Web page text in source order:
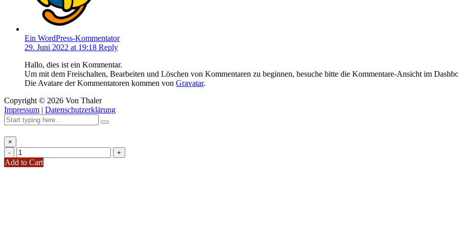
Ein WordPress-Kommentator
29. Juni 2022 at 19:18 Reply
Hallo, dies ist ein Kommentar.
Um mit dem Freischalten, Bearbeiten und Löschen von Kommentaren zu beginnen, besuche bitte die Kommentare-Ansicht im
Die Avatare der Kommentatoren kommen von Gravatar.
Copyright © 2026 Von Thaler
Impressum | Datenschutzerklärung
×
-
+
Add to Cart